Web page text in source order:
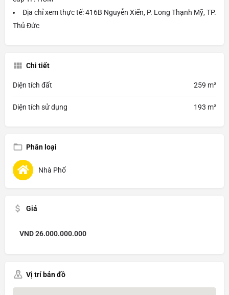
Địa chỉ xem thực tế: 416B Nguyễn Xiển, P. Long Thạnh Mỹ, TP.
Thủ Đức
Chi tiết
Diện tích đất 259 m²
Diện tích sử dụng 193 m²
Phân loại
Nhà Phố
Giá
VND26.000.000.000
Vị trí bản đồ